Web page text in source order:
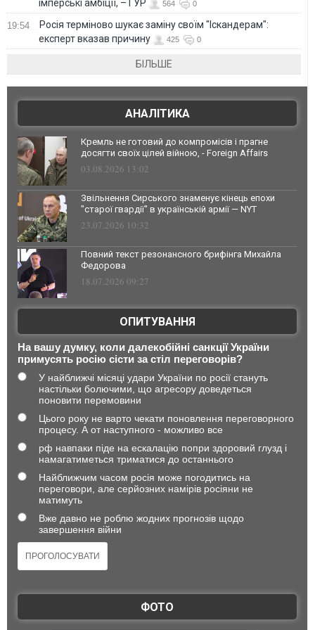
імперські амбіції, – ГУР 564 0
19:54
Росія терміново шукає заміну своїм "Іскандерам":
експерт вказав причину
425 0
БІЛЬШЕ
АНАЛІТИКА
Кремль не готовий до компромісів і прагне
досягти своїх цілей війною, - Foreign Affairs
03.08.2026 13:02
Звільнення Сирського знаменує кінець епохи
"старої гвардії" в українській армії — NYT
23.07.2026 10:32
Повний текст резонансного брифінга Михайла
Федорова
18.07.2026 09:27
ОПИТУВАННЯ
На вашу думку, коли далекобійні санкції України
примусять росію сісти за стіл переговорів?
У найближчі місяці удари України по росії стануть
настільки болючими, що агресору доведеться
поновити перемовини
Цього року не варто чекати поновлення переговорного
процесу. А от наступного - можливо все
рф навпаки піде на ескалацію попри здоровий глузд і
намагатиметься триматися до останнього
Найближчим часом росія може погодитись на
переговори, але серйозних намірів росіяни не
матимуть
Вже давно не роблю жодних прогнозів щодо
завершення війни
ФОТО